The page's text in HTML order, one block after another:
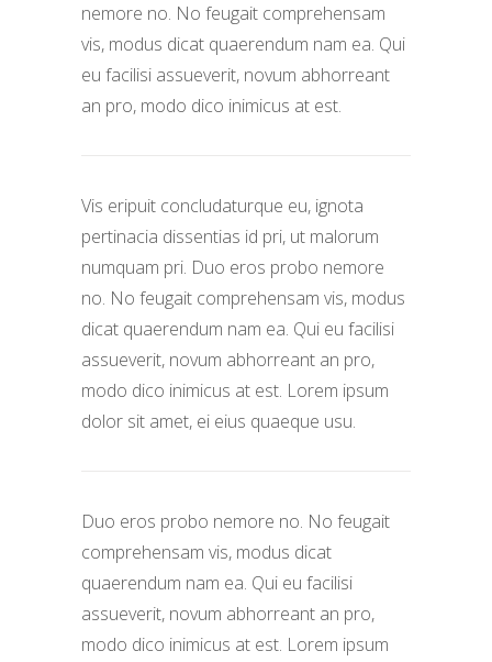
nemore no. No feugait comprehensam
vis, modus dicat quaerendum nam ea. Qui
eu facilisi assueverit, novum abhorreant
an pro, modo dico inimicus at est.
Vis eripuit concludaturque eu, ignota
pertinacia dissentias id pri, ut malorum
numquam pri. Duo eros probo nemore
no. No feugait comprehensam vis, modus
dicat quaerendum nam ea. Qui eu facilisi
assueverit, novum abhorreant an pro,
modo dico inimicus at est. Lorem ipsum
dolor sit amet, ei eius quaeque usu.
Duo eros probo nemore no. No feugait
comprehensam vis, modus dicat
quaerendum nam ea. Qui eu facilisi
assueverit, novum abhorreant an pro,
modo dico inimicus at est. Lorem ipsum